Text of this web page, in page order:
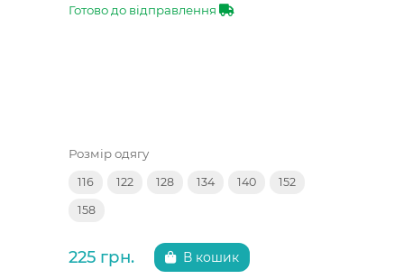
Готово до відправлення
Розмір одягу
116 122 128 134 140 152
158
225 грн. В кошик